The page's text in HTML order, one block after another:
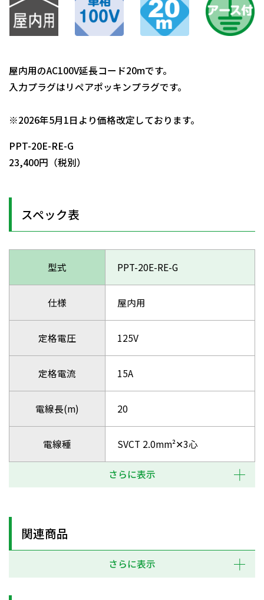
屋内用のAC100V延長コード20mです。
入力プラグはリペアポッキンプラグです。
※2026年5月1日より価格改定しております。
PPT-20E-RE-G
23,400円（税別）
スペック表
型式 PPT-20E-RE-G
仕様 屋内用
定格電圧 125V
定格電流 15A
電線長(m) 20
電線種 SVCT 2.0mm²✕3心
さらに表示
関連商品
さらに表示